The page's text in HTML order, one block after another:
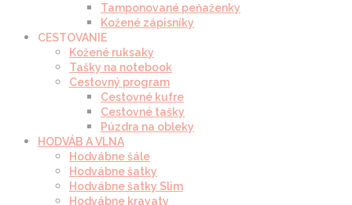
Tamponované peňaženky
Kožené zápisníky
CESTOVANIE
Kožené ruksaky
Tašky na notebook
Cestovný program
Cestovné kufre
Cestovné tašky
Púzdra na obleky
HODVÁB A VLNA
Hodvábne šále
Hodvábne šatky
Hodvábne šatky Slim
Hodvábne kravaty